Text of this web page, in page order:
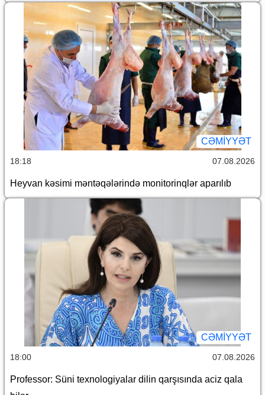
CƏMİYYƏT
18:18 07.08.2026
Heyvan kəsimi məntəqələrində monitorinqlər aparılıb
CƏMİYYƏT
18:00 07.08.2026
Professor: Süni texnologiyalar dilin qarşısında aciz qala